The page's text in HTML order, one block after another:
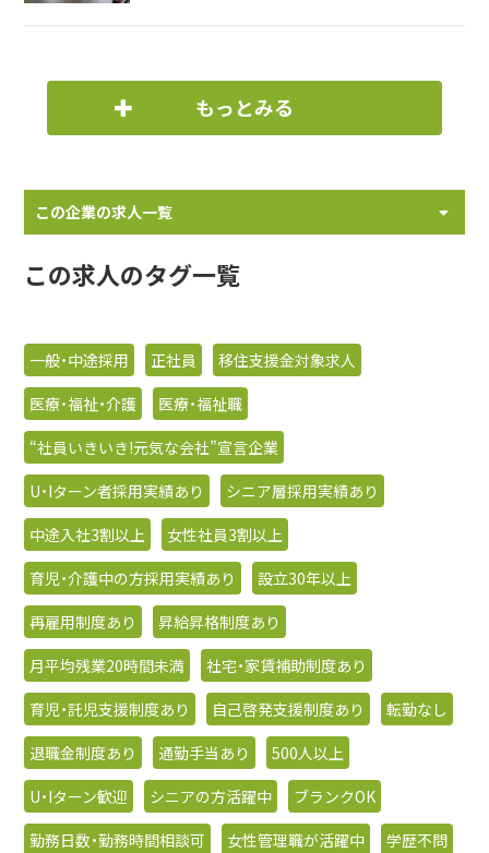
もっとみる
この企業の求人一覧
この求人のタグ一覧
一般・中途採用 正社員
移住支援金対象求人
医療・福祉・介護
医療・福祉職
“社員いきいき!元気な会社”宣言企業
U・Iターン者採用実績あり
シニア層採用実績あり
中途入社3割以上
女性社員3割以上
育児・介護中の方採用実績あり
設立30年以上
再雇用制度あり
昇給昇格制度あり
月平均残業20時間未満
社宅・家賃補助制度あり
育児・託児支援制度あり
自己啓発支援制度あり
転勤なし
退職金制度あり
通勤手当あり
500人以上
U・Iターン歓迎
シニアの方活躍中
ブランクOK
勤務日数・勤務時間相談可
女性管理職が活躍中
学歴不問